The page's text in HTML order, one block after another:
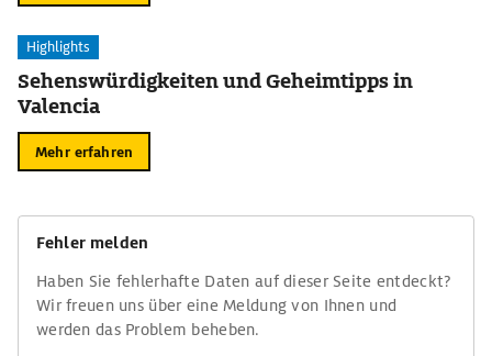
Highlights
Sehenswürdigkeiten und Geheimtipps in
Valencia
Mehr erfahren
Fehler melden
Haben Sie fehlerhafte Daten auf dieser Seite entdeckt?
Wir freuen uns über eine Meldung von Ihnen und
werden das Problem beheben.